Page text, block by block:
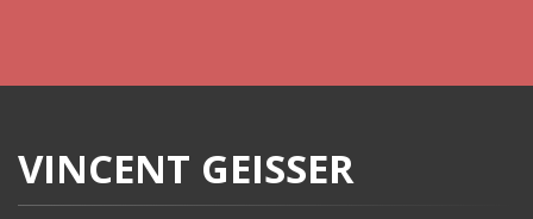
VINCENT GEISSER